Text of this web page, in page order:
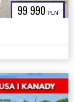
99 990 PLN